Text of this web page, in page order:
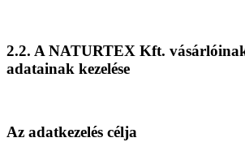
2.2. A NATURTEX Kft.
adatainak kezelése
Az adatkezelés célja